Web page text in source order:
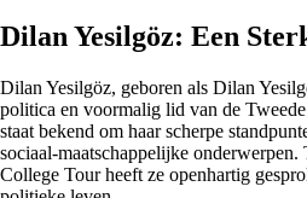
Dilan Yesilgöz: Een
Dilan Yesilgöz, geboren als Dilan
politica en voormalig lid van de
staat bekend om haar scherpe
sociaal-maatschappelijke onderwerpen.
College Tour heeft ze openhartig